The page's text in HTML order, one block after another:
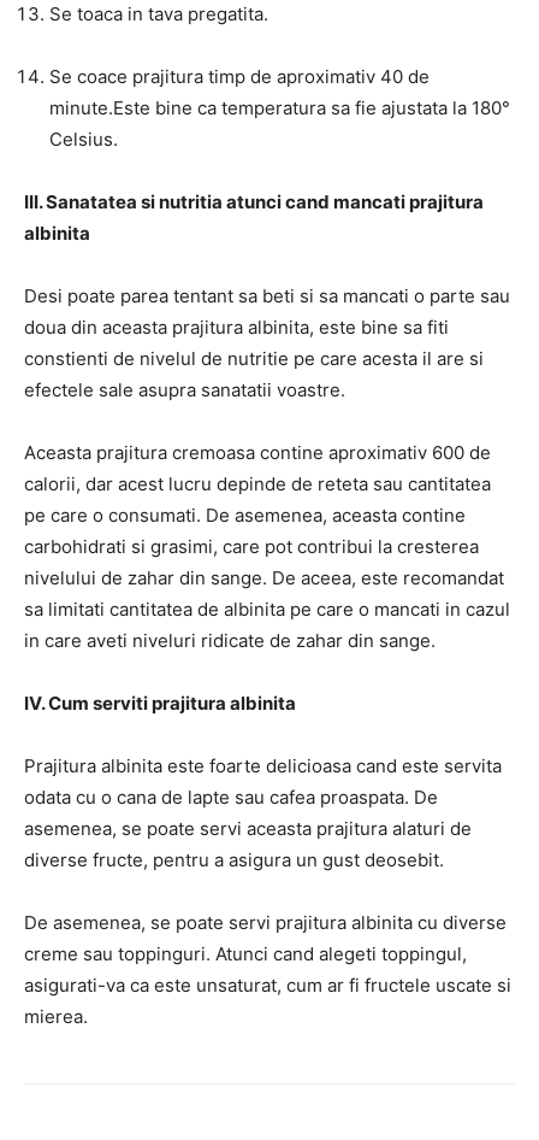
Se toaca in tava pregatita.
Se coace prajitura timp de aproximativ 40 de
minute.Este bine ca temperatura sa fie ajustata la 180°
Celsius.
III. Sanatatea si nutritia atunci cand mancati prajitura
albinita
Desi poate parea tentant sa beti si sa mancati o parte sau
doua din aceasta prajitura albinita, este bine sa fiti
constienti de nivelul de nutritie pe care acesta il are si
efectele sale asupra sanatatii voastre.
Aceasta prajitura cremoasa contine aproximativ 600 de
calorii, dar acest lucru depinde de reteta sau cantitatea
pe care o consumati. De asemenea, aceasta contine
carbohidrati si grasimi, care pot contribui la cresterea
nivelului de zahar din sange. De aceea, este recomandat
sa limitati cantitatea de albinita pe care o mancati in cazul
in care aveti niveluri ridicate de zahar din sange.
IV. Cum serviti prajitura albinita
Prajitura albinita este foarte delicioasa cand este servita
odata cu o cana de lapte sau cafea proaspata. De
asemenea, se poate servi aceasta prajitura alaturi de
diverse fructe, pentru a asigura un gust deosebit.
De asemenea, se poate servi prajitura albinita cu diverse
creme sau toppinguri. Atunci cand alegeti toppingul,
asigurati-va ca este unsaturat, cum ar fi fructele uscate si
mierea.